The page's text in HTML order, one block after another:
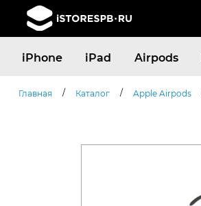
iPhone iPad Airpods
Главная / Каталог / Apple Airpods